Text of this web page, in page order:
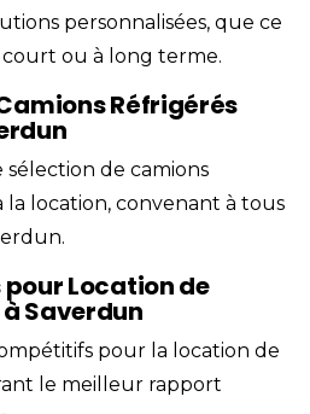
personnalisées, que ce
court ou à long terme.
Réfrigérés
de camions
la location, convenant à tous
Location de
Saverdun
pour la location de
le meilleur rapport